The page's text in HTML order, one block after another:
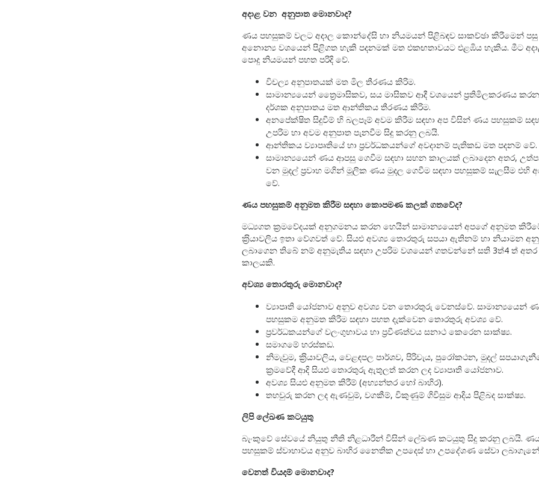
අදාළ වන අනුපාත මොනවාද?
ණය පහසුකම් වලට අදාල කොන්දේසි හා නියමයන් පිළිබඳව සාකච්ඡා කිරීමෙන් පසු
අනොන්‍ය වශයෙන් පිළිගත හැකි පදනමක් මත එකඟතාවයට එළඹිය හැකිය. මීට
පොදු නියමයන් පහත පරිදි වේ.
විචල්‍ය අනුපාතයක් මත මිල තීරණය කිරිම.
සාමාන්‍යයෙන් ත්‍රෛමාසිකව, සය මාසිකව ආදී වශයෙන් ප‍්‍රතිමිලකරණය
දර්ශක අනුපාතය මත ආන්තිකය තීරණය කිරිම.
අනපේක්ෂිත සිදුවීම් හි බලපෑම් අවම කිරීම සඳහා අප විසින් ණය පහසුකම්
උපරිම හා අවම අනුපාත පැනවීම සිදු කරනු ලබයි.
ආන්තිකය ව්‍යාපෘතියේ හා ප‍්‍රවර්ධකයන්ගේ අවදානම් පැතිකඩ මත පදනම් වේ.
සාමාන්‍යයෙන් ණය ආපසු ගෙවීම සඳහා සහන කාලයක් ලබාදෙන අතර,
වන මුදල් ප‍්‍රවාහ මගින් මූලික ණය මුදල ගෙවීම සඳහා පහසුකම් සැලසීම එහි
වේ.
ණය පහසුකම් අනුමත කිරීම සඳහා කොපමණ කලක් ගතවේද?
මධ්‍යගත ක‍්‍රමවේදයක් අනුගමනය කරන හෙයින් සාමාන්‍යයෙන් අපගේ අනුමත
ක‍්‍රියාවලිය ඉතා වේගවත් වේ. සියළු අවශ්‍ය තොරතුරු සපයා ඇතිනම් හා නියාමන
ලබාගෙන තිබේ නම් අනුමැතිය සඳහා උපරිම වශයෙන් ගතවන්නේ සති 3ත්4 ත් අතර
කාලයකි.
අවශ්‍ය තොරතුරු මොනවාද?
ව්‍යාපෘති යෝජනාව අනුව අවශ්‍ය වන තොරතුරු වෙනස්වේ. සාමාන්‍යයෙන්
පහසුකම අනුමත කිරීම සඳහා පහත දැක්වෙන තොරතුරු අවශ්‍ය වේ.
ප්‍රවර්ධකයන්ගේ වලංගුභාවය හා ප‍්‍රවීණත්වය සනාථ කෙරෙන සාක්ෂ්‍ය.
සමාගමේ හරස්කඩ.
නිමැවුම, ක‍්‍රියාවලිය, වෙළඳපල පාර්ශව, පිරිවැය, පුරෝකථන, මුදල්
ක‍්‍රමවේදී ආදි සියළු තොරතුරු ඇතුලත් කරන ලද ව්‍යාපෘති යෝජනාව.
අවශ්‍ය සියළු අනුමත කිරීම් (අභ්‍යන්තර හෝ බාහිර).
තහවුරු කරන ලද ඇණවුම්, වගකීම්, විකුණුම් ගිවිසුම ආදිය පිළිබද සාක්ෂ්‍ය.
ලිපි ලේඛණ කටයුතු
බැංකුවේ සේවයේ නියුතු නීති නිළධාරීන් විසින් ලේඛණ කටයුතු සිදු කරනු ලබයි.
පහසුකම් ස්වාභාවය අනුව බාහිර නෛතික උපදෙස් හා උපදේශණ සේවා
වෙනත් වියදම් මොනවාද?